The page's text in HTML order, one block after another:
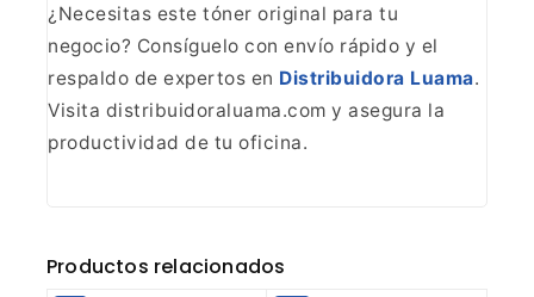
¿Necesitas este tóner original para tu
negocio? Consíguelo con envío rápido y el
respaldo de expertos en Distribuidora Luama.
Visita distribuidoraluama.com y asegura la
productividad de tu oficina.
Productos relacionados